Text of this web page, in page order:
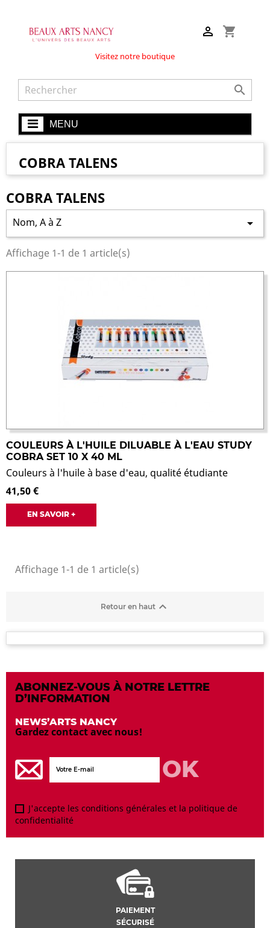
shopping_cart

Visitez notre boutique

MENU
COBRA TALENS
COBRA TALENS
Nom, A à Z 
Affichage 1-1 de 1 article(s)
COULEURS À L'HUILE DILUABLE À L'EAU STUDY
COBRA SET 10 X 40 ML
Couleurs à l'huile à base d'eau, qualité étudiante
41,50 €
EN SAVOIR +
Affichage 1-1 de 1 article(s)
Retour en haut
ABONNEZ-VOUS À NOTRE LETTRE
D’INFORMATION
NEWS’ARTS NANCY
Gardez contact avec nous!
J'accepte les conditions générales et la politique de
confidentialité
PAIEMENT
SÉCURISÉ